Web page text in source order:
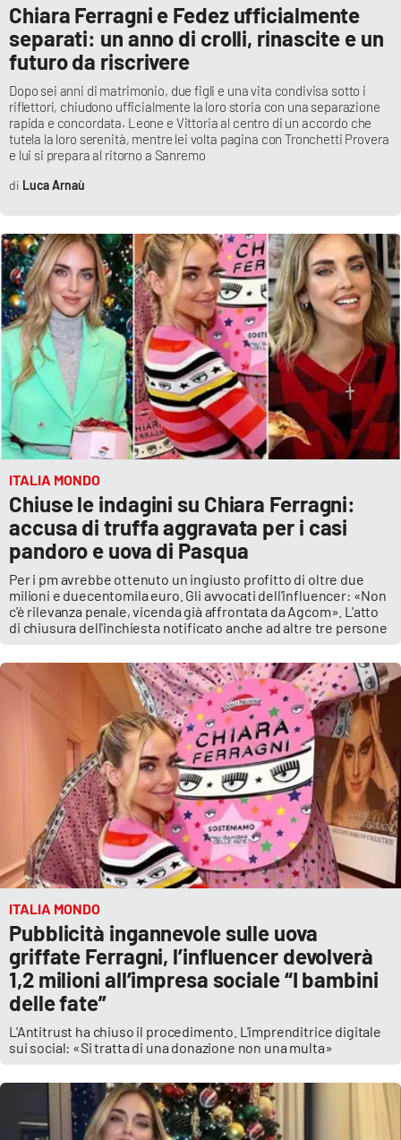
Chiara Ferragni e Fedez ufficialmente
separati: un anno di crolli, rinascite e un
futuro da riscrivere
Dopo sei anni di matrimonio, due figli e una vita condivisa sotto i
riflettori, chiudono ufficialmente la loro storia con una separazione
rapida e concordata. Leone e Vittoria al centro di un accordo che
tutela la loro serenità, mentre lei volta pagina con Tronchetti Provera
e lui si prepara al ritorno a Sanremo
Luca Arnaù
ITALIA MONDO
Chiuse le indagini su Chiara Ferragni:
accusa di truffa aggravata per i casi
pandoro e uova di Pasqua
Per i pm avrebbe ottenuto un ingiusto profitto di oltre due
milioni e duecentomila euro. Gli avvocati dell'influencer: «Non
c'è rilevanza penale, vicenda già affrontata da Agcom». L'atto
di chiusura dell'inchiesta notificato anche ad altre tre persone
ITALIA MONDO
Pubblicità ingannevole sulle uova
griffate Ferragni, l’influencer devolverà
1,2 milioni all’impresa sociale “I bambini
delle fate”
L'Antitrust ha chiuso il procedimento. L'imprenditrice digitale
sui social: «Si tratta di una donazione non una multa»